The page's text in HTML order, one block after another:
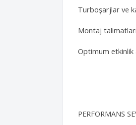
Turboşarjlar ve
​​​Montaj
Optimum etkinlik
PERFORMANS